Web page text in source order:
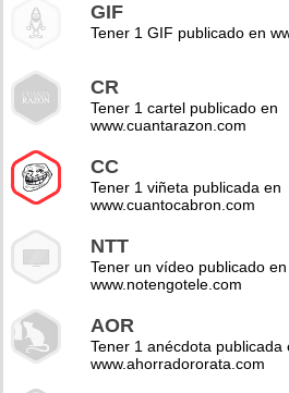
GIF
Tener 1 GIF publicado en
CR
Tener 1 cartel publicado en
www.cuantarazon.com
CC
Tener 1 viñeta publicada en
www.cuantocabron.com
NTT
Tener un vídeo publicado en
www.notengotele.com
AOR
Tener 1 anécdota publicada
www.ahorradororata.com